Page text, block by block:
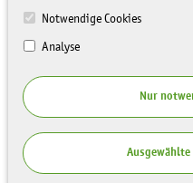
Notwendige Cookies
Analyse
Nur
Ausgewählte